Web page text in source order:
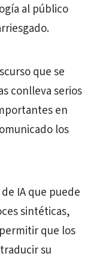
al público
que se
conlleva serios
en
los
IA que puede
sintéticas,
que los
su